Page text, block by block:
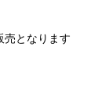
売となります